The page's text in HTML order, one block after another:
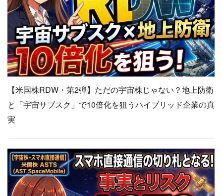
【米国株RDW・第2弾】ただの宇宙株じゃない？地上防衛
と「宇宙サブスク」で10倍化を狙うハイブリッド企業の真
実